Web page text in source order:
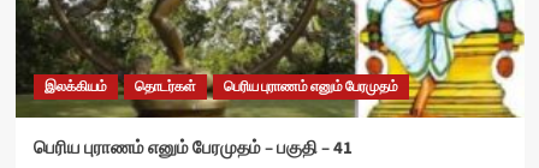
இலக்கியம் தொடர்கள் பெரிய புராணம் எனும் பேரமுதம்
பெரிய புராணம் எனும் பேரமுதம் – பகுதி – 41